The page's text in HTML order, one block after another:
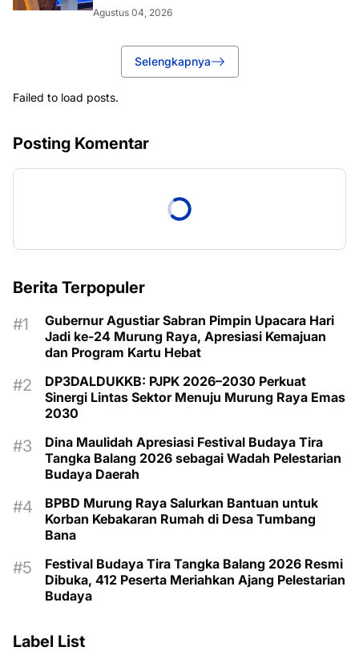
Agustus 04, 2026
Selengkapnya
Failed to load posts.
Posting Komentar
Berita Terpopuler
Gubernur Agustiar Sabran Pimpin Upacara Hari
Jadi ke-24 Murung Raya, Apresiasi Kemajuan
dan Program Kartu Hebat
DP3DALDUKKB: PJPK 2026–2030 Perkuat
Sinergi Lintas Sektor Menuju Murung Raya Emas
2030
Dina Maulidah Apresiasi Festival Budaya Tira
Tangka Balang 2026 sebagai Wadah Pelestarian
Budaya Daerah
BPBD Murung Raya Salurkan Bantuan untuk
Korban Kebakaran Rumah di Desa Tumbang
Bana
Festival Budaya Tira Tangka Balang 2026 Resmi
Dibuka, 412 Peserta Meriahkan Ajang Pelestarian
Budaya
Label List